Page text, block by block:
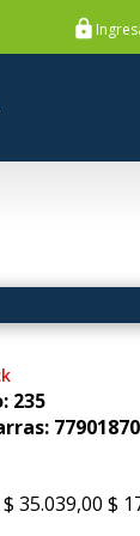
https
el
235
$ 35.039,00 $